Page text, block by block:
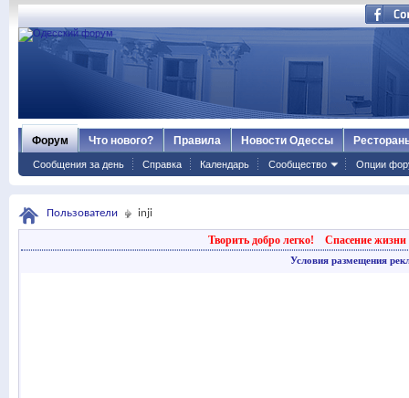
Форум
Сообщения за день Справка Календарь Сообщество Опции
Что нового? Правила Новости Одессы
Пользователи inji
Творить добро легко! Спасение жизни
Условия размещения